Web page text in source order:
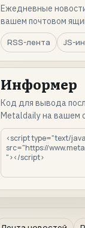
Ежедневные
вашем почтовом
RSS-лента
JS-
Информер
Код для вывода
Metaldaily на вашем